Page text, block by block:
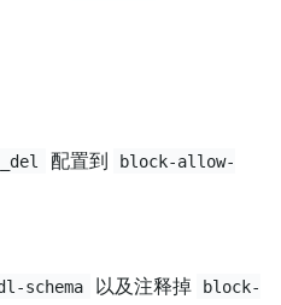
配置到
block-allow-
schema 以及注释掉
block-